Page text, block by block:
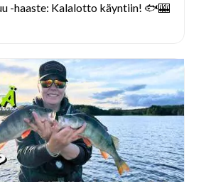
-haaste: Kalalotto käyntiin! 🐟🎰